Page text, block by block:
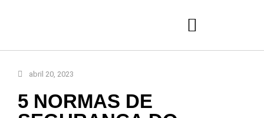
abril 20, 2023
5 NORMAS DE